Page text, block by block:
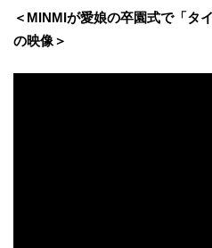
＜MINMIが愛娘の卒園式で「タ
の映像＞